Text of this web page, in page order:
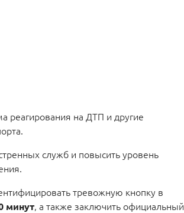
реагирования на ДТП и другие
служб и повысить уровень
тревожную кнопку в
минут, а также заключить официальный